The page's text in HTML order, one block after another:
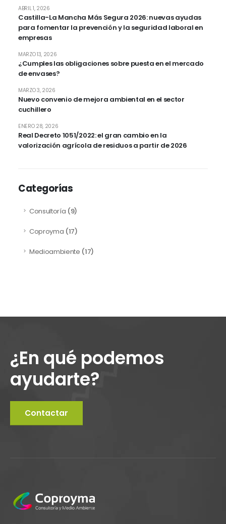
Castilla-La Mancha Más Segura 2026: nuevas ayudas
para fomentar la prevención y la seguridad laboral en
empresas
ABRIL 1, 2026
¿Cumples las obligaciones sobre puesta en el mercado
de envases?
MARZO 13, 2026
Nuevo convenio de mejora ambiental en el sector
cuchillero
MARZO 3, 2026
Real Decreto 1051/2022: el gran cambio en la
valorización agrícola de residuos a partir de 2026
ENERO 28, 2026
Categorías
Consultoría (9)
Coproyma (17)
Medioambiente (17)
¿En qué podemos
ayudarte?
Contactar